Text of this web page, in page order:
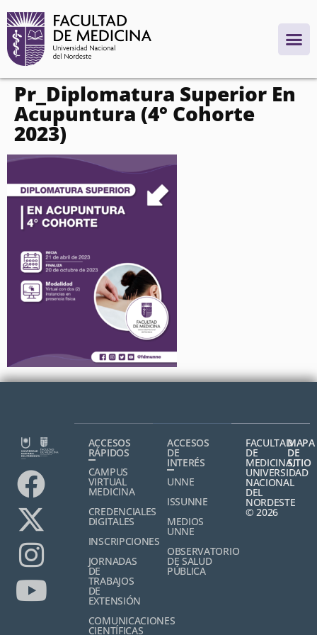
contenido
Pr_Diplomatura Superior En
Acupuntura (4° Cohorte
2023)
ACCESOS
RÁPIDOS
CAMPUS
VIRTUAL
MEDICINA
CREDENCIALES
DIGITALES
INSCRIPCIONES
JORNADAS
DE
TRABAJOS
DE
EXTENSIÓN
COMUNICACIONES
CIENTÍFICAS
ACCESOS
DE
INTERÉS
UNNE
ISSUNNE
MEDIOS
UNNE
OBSERVATORIO
DE SALUD
PÚBLICA
FACULTAD
DE
MEDICINA,
UNIVERSIDAD
NACIONAL
DEL
NORDESTE
© 2026
MAPA
DE
SITIO